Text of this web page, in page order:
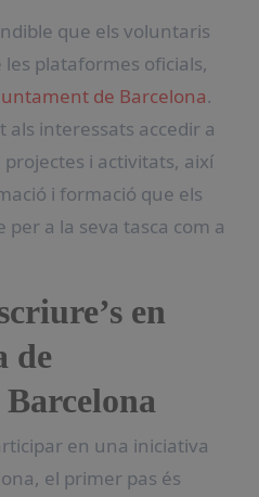
que els voluntaris
plataformes oficials,
de Barcelona.
interessats accedir a
i activitats, així
i formació que els
a la seva tasca com a
en
de
en una iniciativa
el primer pas és